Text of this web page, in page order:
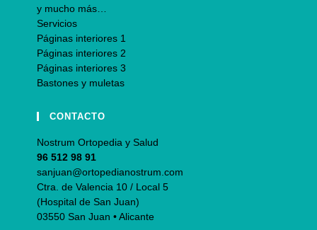
y mucho más…
Servicios
Páginas interiores 1
Páginas interiores 2
Páginas interiores 3
Bastones y muletas
CONTACTO
Nostrum Ortopedia y Salud
96 512 98 91
sanjuan@ortopedianostrum.com
Ctra. de Valencia 10 / Local 5
(Hospital de San Juan)
03550 San Juan • Alicante